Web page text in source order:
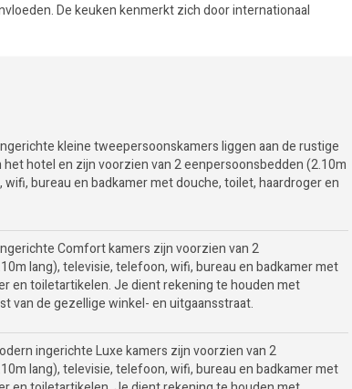
De keuken kenmerkt zich door internationaal
kleine tweepersoonskamers liggen aan de rustige
hotel en zijn voorzien van 2 eenpersoonsbedden (2.10m
bureau en badkamer met douche, toilet, haardroger en
Comfort kamers zijn voorzien van 2
lang), televisie, telefoon, wifi, bureau en badkamer met
en toiletartikelen. Je dient rekening te houden met
van de gezellige winkel- en uitgaansstraat.
ingerichte Luxe kamers zijn voorzien van 2
lang), televisie, telefoon, wifi, bureau en badkamer met